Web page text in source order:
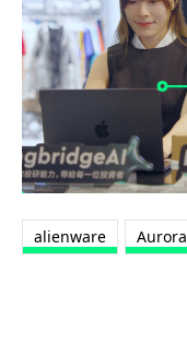
alienware Aurora